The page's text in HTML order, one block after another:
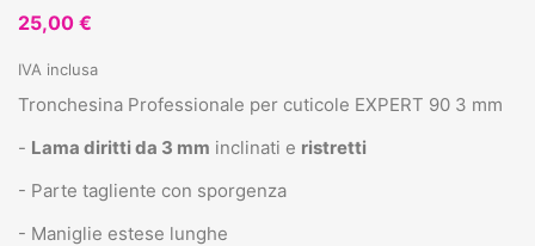
25,00 €
IVA inclusa
Tronchesina Professionale per cuticole EXPERT 90 3 mm
- Lama diritti da 3 mm inclinati e ristretti
- Parte tagliente con sporgenza
- Maniglie estese lunghe